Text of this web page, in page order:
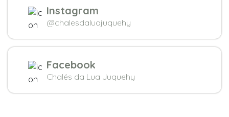
Instagram
@chalesdaluajuquehy
Facebook
Chalés da Lua Juquehy